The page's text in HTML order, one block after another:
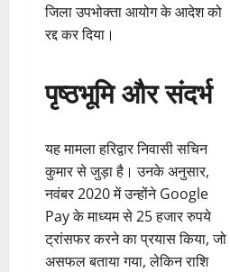
जिला उपभोक्ता आयोग के आदेश को
रद्द कर दिया।
पृष्ठभूमि और संदर्भ
यह मामला हरिद्वार निवासी सचिन
कुमार से जुड़ा है। उनके अनुसार,
नवंबर 2020 में उन्होंने Google
Pay के माध्यम से 25 हजार रुपये
ट्रांसफर करने का प्रयास किया, जो
असफल बताया गया, लेकिन राशि